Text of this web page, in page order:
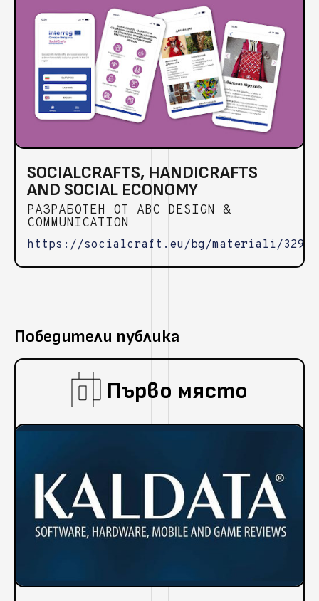
SOCIALCRAFTS, HANDICRAFTS
AND SOCIAL ECONOMY
РАЗРАБОТЕН ОТ ABC DESIGN &
COMMUNICATION
https://socialcraft.eu/bg/materiali/329
Победители публика
Първо място